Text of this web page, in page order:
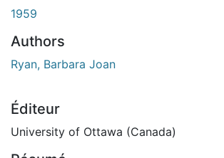
1959
Authors
Ryan, Barbara Joan
Éditeur
University of Ottawa (Canada)